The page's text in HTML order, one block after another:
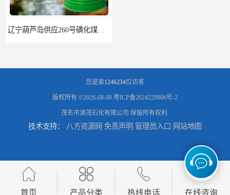
您是第1246234位访客
版权所有 ©2026-08-08 粤ICP备2024229806号-2
茂名市源茂石化有限公司 保留所有权利.
技术支持： 八方资源网 免责声明 管理员入口 网站地图
首页 产品分类 热线电话 在线咨询